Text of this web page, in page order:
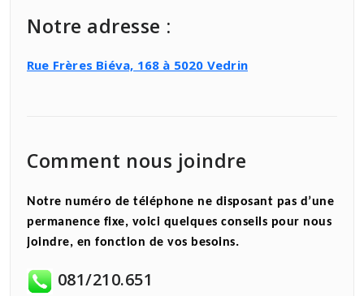
Notre adresse :
Rue Frères Biéva, 168 à 5020 Vedrin
Comment nous joindre
Notre numéro de téléphone ne disposant pas d’une
permanence fixe, voici quelques conseils pour nous
joindre, en fonction de vos besoins.
081/210.651